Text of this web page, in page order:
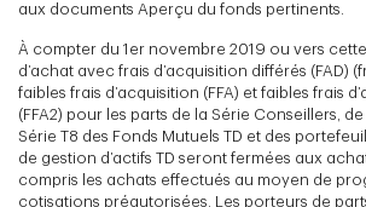
aux documents Aperçu du fonds pertinents.
À compter du 1er novembre 2019 ou vers
d’achat avec frais d’acquisition différés (FAD)
faibles frais d’acquisition (FFA) et faibles frais
(FFA2) pour les parts de la Série Conseillers,
Série T8 des Fonds Mutuels TD et des
de gestion d’actifs TD seront fermées aux
compris les achats effectués au moyen de
cotisations préautorisées. Les porteurs de